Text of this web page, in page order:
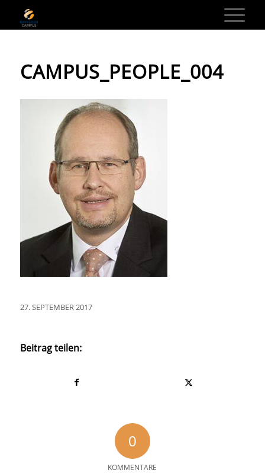
CAMPUS_PEOPLE_004
27. SEPTEMBER 2017
Beitrag teilen:
0
KOMMENTARE